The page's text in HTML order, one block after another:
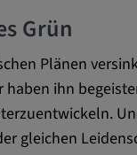
Grün
Plänen
ihn
gleichen
auf verschiedenen
der Bereitstellung